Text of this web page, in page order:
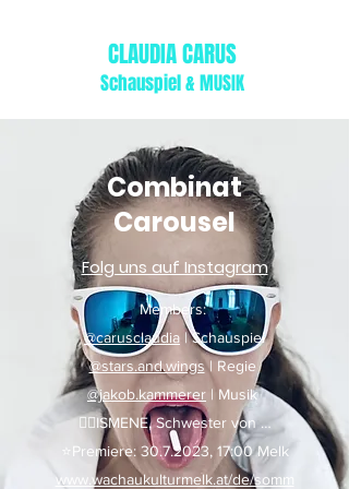
CLAUDIA CARUS
Schauspiel & MUSIK
Combinat
Carousel
Folg uns auf Instagram
Members:
@carusclaudia | Schauspiel
@stars.and.wings| Regie
@jakob.kammerer | Musik
👉🏻ISMENE, Schwester von …
⭐️Premiere: 30.7.2023, 17:00 Melk
www.wachaukulturmelk.at/de/somm